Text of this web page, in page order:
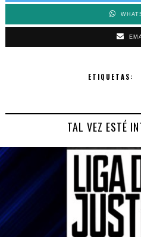
ETIQUETAS:
TAL VEZ ESTÉ